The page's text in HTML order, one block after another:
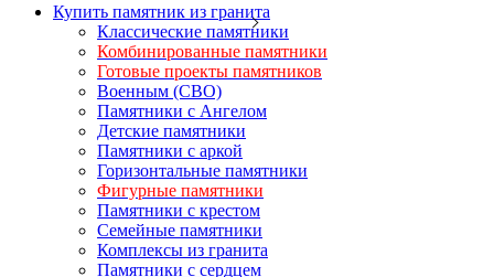
Купить памятник из гранита
Классические памятники
Комбинированные памятники
Готовые проекты памятников
Военным (СВО)
Памятники с Ангелом
Детские памятники
Памятники с аркой
Горизонтальные памятники
Фигурные памятники
Памятники с крестом
Семейные памятники
Комплексы из гранита
Памятники с сердцем